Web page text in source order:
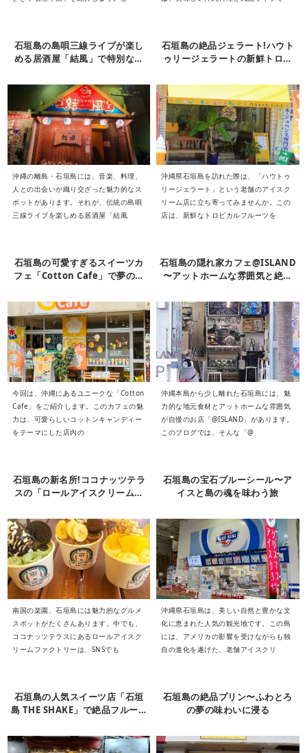
石垣島の島唄三線ライブが楽し
める居酒屋「結風」で特別な夜
沖縄の離島・石垣島には、音楽、料理、
人との出会いが織り交ざった魅力的なス
ポットがあります。それが、伝統の島唄
三線ライブを楽しめる居酒屋「結風
石垣島の絶品ジェラート!ハウト
ゥリージェラートの新鮮トロピ
沖縄県石垣島を訪れた際は、「ハウトゥ
リージェラート」という老舗のアイスク
リーム店に立ち寄ってみませんか。この
店は、新鮮なトロピカルフルーツを
石垣島の可愛すぎるスイーツカ
フェ「Cotton Cafe」で夢のよ
今回は、沖縄にあるユニークな「Cotton
Cafe」をご紹介します。このカフェの魅
力は、可愛らしいコットンキャンディー
をテーマにした店内の
石垣島の隠れ家カフェ@ISLAND
〜アットホームな雰囲気と絶品
沖縄本島から少し離れた石垣島には、魅
力的な地元食材とアットホームな雰囲気
が自慢のお店「@ISLAND」があります。
このブログでは、そんな「@
石垣島の新名所!ココナッツテラ
スの「ロールアイスクリームフ
体験
南国の楽園、石垣島には魅力的なグルメ
スポットがたくさんあります。中でも、
ココナッツテラスにあるロールアイスク
リームファクトリーは、SNSでも
石垣島の宝石ブルーシール〜ア
イスと島の魂を味わう旅
沖縄県石垣島は、美しい自然と豊かな文
化に恵まれた人気の観光地です。この島
には、アメリカの影響を受けながらも独
自の進化を遂げた、老舗アイスクリ
石垣島の人気スイーツ店「石垣
島 THE SHAKE」で絶品フルーツ
ンダギーを堪能！
石垣島の絶品プリン〜ふわとろ
の夢の味わいに浸る